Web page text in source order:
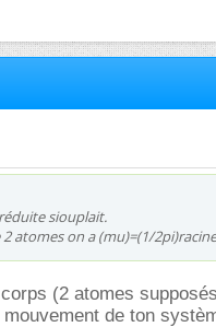
siouplait.
atomes on a (mu)=(1/
(2 atomes
de ton